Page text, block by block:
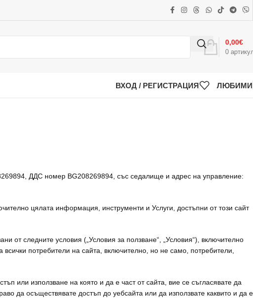
0
0,00€
ВХОД / РЕГИСТРАЦИЯ ЛЮБИМИ
ДДС номер BG208269894, със седалище и адрес на управление:
цялата информация, инструменти и Услуги, достъпни от този сайт
от следните условия („Условия за ползване“, „Условия“), включително
потребители на сайта, включително, но не само, потребители,
или използване на която и да е част от сайта, вие се съгласявате да
да осъществявате достъп до уебсайта или да използвате каквито и да е